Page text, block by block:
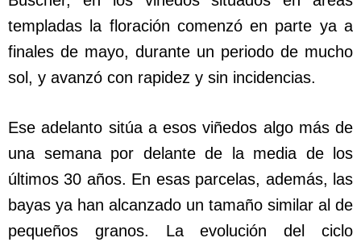
templadas la floración comenzó en parte ya a
finales de mayo, durante un periodo de mucho
sol, y avanzó con rapidez y sin incidencias.
Ese adelanto sitúa a esos viñedos algo más de
una semana por delante de la media de los
últimos 30 años. En esas parcelas, además, las
bayas ya han alcanzado un tamaño similar al de
pequeños granos. La evolución del ciclo